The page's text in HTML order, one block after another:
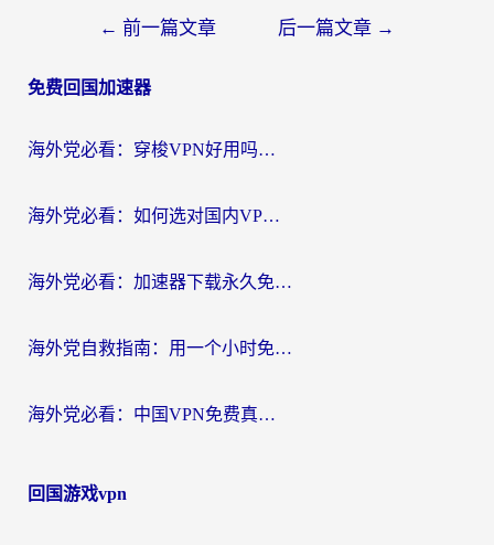
导
← 前一篇文章 后一篇文章 →
免费回国加速器
海外党必看：穿梭VPN好用吗？和云帆VPN对比哪个回国效果更好？附真实测评+避坑指南
海外党必看：如何选对国内VPN，实现无缝访问国内资源？
海外党必看：加速器下载永久免费版真的存在吗？教你无缝访问国内资源的正确姿势
海外党自救指南：用一个小时免费加速器，轻松打破国内资源访问壁垒？
海外党必看：中国VPN免费真的靠谱吗？手把手教你选对回国加速器
回国游戏vpn